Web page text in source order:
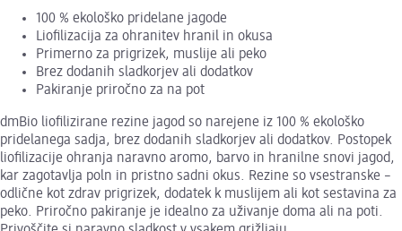
100 % ekološko pridelane jagode
Liofilizacija za ohranitev hranil in okusa
Primerno za prigrizek, muslije ali peko
Brez dodanih sladkorjev ali dodatkov
Pakiranje priročno za na pot
dmBio liofilizirane rezine jagod so narejene iz 100 % ekološko
pridelanega sadja, brez dodanih sladkorjev ali dodatkov. Postopek
liofilizacije ohranja naravno aromo, barvo in hranilne snovi jagod,
kar zagotavlja poln in pristno sadni okus. Rezine so vsestranske –
odlične kot zdrav prigrizek, dodatek k muslijem ali kot sestavina za
peko. Priročno pakiranje je idealno za uživanje doma ali na poti.